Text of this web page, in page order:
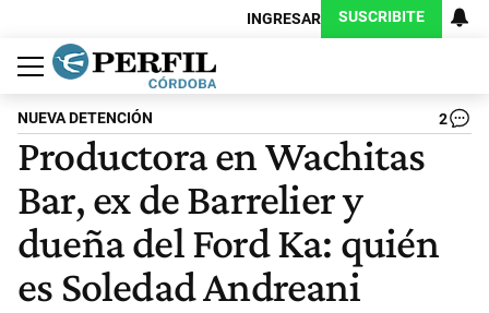
INGRESAR SUSCRIBITE
Política
Economía
Judiciales
Sociedad
Cultura
Espectáculos
Deportes
Protagonistas
NUEVA DETENCIÓN 2
Productora en Wachitas
Bar, ex de Barrelier y
dueña del Ford Ka: quién
es Soledad Andreani